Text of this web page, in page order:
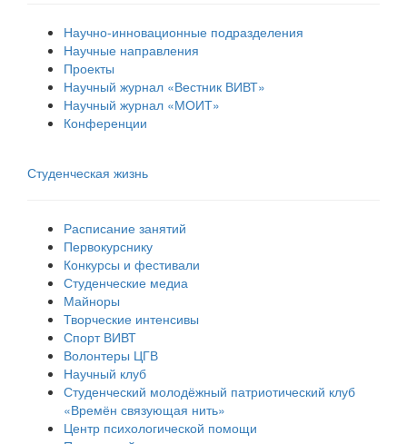
Научно-инновационные подразделения
Научные направления
Проекты
Научный журнал «Вестник ВИВТ»
Научный журнал «МОИТ»
Конференции
Студенческая жизнь
Расписание занятий
Первокурснику
Конкурсы и фестивали
Студенческие медиа
Майноры
Творческие интенсивы
Спорт ВИВТ
Волонтеры ЦГВ
Научный клуб
Студенческий молодёжный патриотический клуб
«Времён связующая нить»
Центр психологической помощи